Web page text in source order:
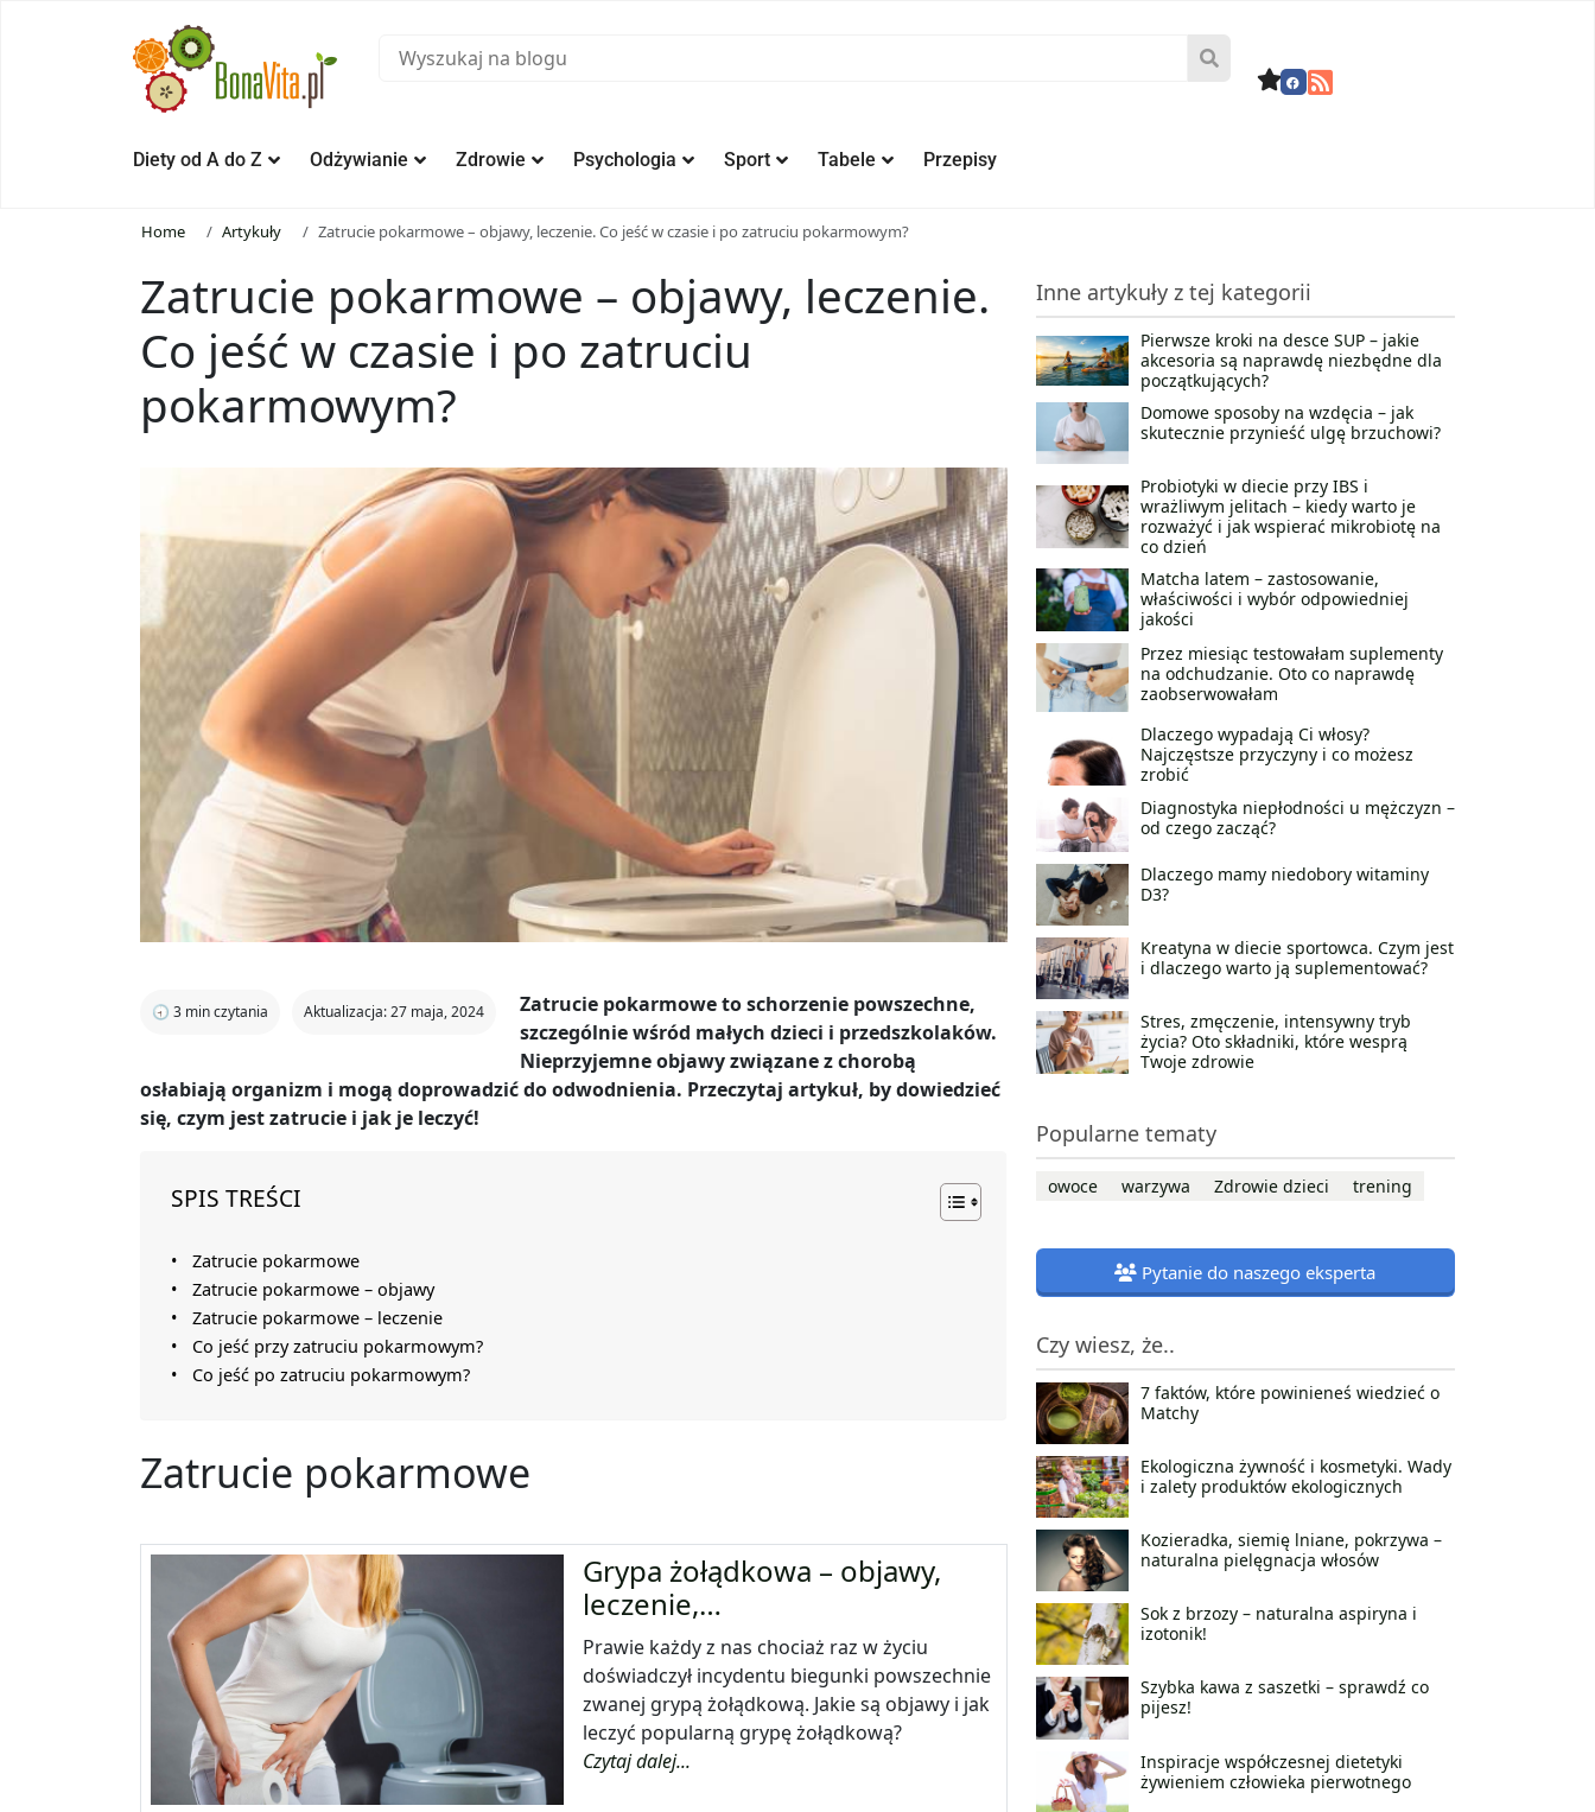
Diety od A do Z Odżywianie Zdrowie Psychologia Sport Tabele Przepisy
Home Artykuły Zatrucie pokarmowe – objawy, leczenie. Co jeść w czasie i po zatruciu pokarmowym?
Zatrucie pokarmowe – objawy, leczenie.
Co jeść w czasie i po zatruciu
pokarmowym?
🕣 3 min czytania Aktualizacja: 27 maja, 2024
Zatrucie pokarmowe to schorzenie powszechne,
szczególnie wśród małych dzieci i przedszkolaków.
Nieprzyjemne objawy związane z chorobą
osłabiają organizm i mogą doprowadzić do odwodnienia. Przeczytaj artykuł, by dowiedzieć
się, czym jest zatrucie i jak je leczyć!
SPIS TREŚCI
Zatrucie pokarmowe
Zatrucie pokarmowe – objawy
Zatrucie pokarmowe – leczenie
Co jeść przy zatruciu pokarmowym?
Co jeść po zatruciu pokarmowym?
Zatrucie pokarmowe
Grypa żołądkowa – objawy,
leczenie,…
Prawie każdy z nas chociaż raz w życiu
doświadczył incydentu biegunki powszechnie
zwanej grypą żołądkową. Jakie są objawy i jak
leczyć popularną grypę żołądkową?
Czytaj dalej...
Inne artykuły z tej kategorii
Pierwsze kroki na desce SUP – jakie
akcesoria są naprawdę niezbędne dla
początkujących?
Domowe sposoby na wzdęcia – jak
skutecznie przynieść ulgę brzuchowi?
Probiotyki w diecie przy IBS i
wrażliwym jelitach – kiedy warto je
rozważyć i jak wspierać mikrobiotę na
co dzień
Matcha latem – zastosowanie,
właściwości i wybór odpowiedniej
jakości
Przez miesiąc testowałam suplementy
na odchudzanie. Oto co naprawdę
zaobserwowałam
Dlaczego wypadają Ci włosy?
Najczęstsze przyczyny i co możesz
zrobić
Diagnostyka niepłodności u mężczyzn –
od czego zacząć?
Dlaczego mamy niedobory witaminy
D3?
Kreatyna w diecie sportowca. Czym jest
i dlaczego warto ją suplementować?
Stres, zmęczenie, intensywny tryb
życia? Oto składniki, które wesprą
Twoje zdrowie
Popularne tematy
owoce warzywa Zdrowie dzieci trening
Pytanie do naszego eksperta
Czy wiesz, że..
7 faktów, które powinieneś wiedzieć o
Matchy
Ekologiczna żywność i kosmetyki. Wady
i zalety produktów ekologicznych
Kozieradka, siemię lniane, pokrzywa –
naturalna pielęgnacja włosów
Sok z brzozy – naturalna aspiryna i
izotonik!
Szybka kawa z saszetki – sprawdź co
pijesz!
Inspiracje współczesnej dietetyki
żywieniem człowieka pierwotnego